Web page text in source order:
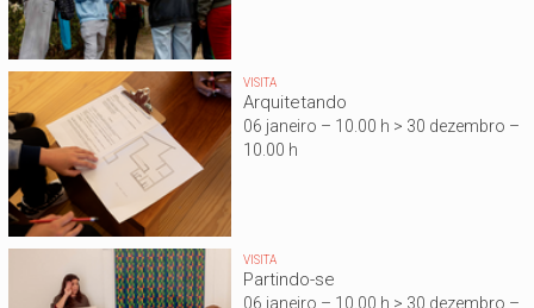
VISITA
Arquitetando
06 janeiro – 10.00 h > 30 dezembro –
10.00 h
VISITA
Partindo-se
06 janeiro – 10.00 h > 30 dezembro –